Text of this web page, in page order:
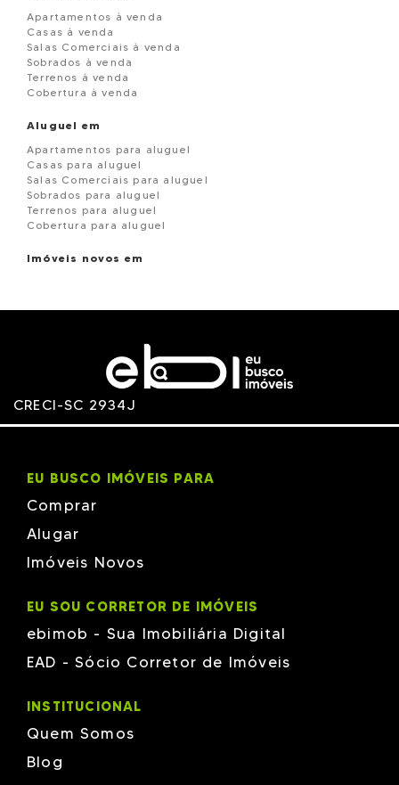
Apartamentos à venda
Casas à venda
Salas Comerciais à venda
Sobrados à venda
Terrenos à venda
Cobertura à venda
Aluguel em
Apartamentos para aluguel
Casas para aluguel
Salas Comerciais para aluguel
Sobrados para aluguel
Terrenos para aluguel
Cobertura para aluguel
Imóveis novos em
CRECI-SC 2934J
EU BUSCO IMÓVEIS PARA
Comprar
Alugar
Imóveis Novos
EU SOU CORRETOR DE IMÓVEIS
ebimob - Sua Imobiliária Digital
EAD - Sócio Corretor de Imóveis
INSTITUCIONAL
Quem Somos
Blog